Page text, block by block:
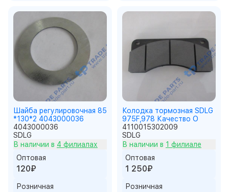
Шайба регулировочная 85
*130*2 4043000036
4043000036
SDLG
В наличии в 4 филиалах
Оптовая
120₽
Розничная
Колодка тормозная SDLG
975F,978 Качество О
4110015302009
SDLG
В наличии в 1 филиале
Оптовая
1 250₽
Розничная